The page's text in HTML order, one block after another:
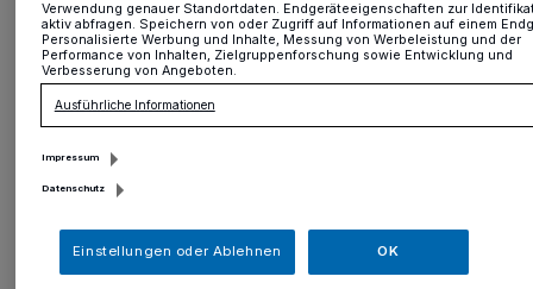
D er erste Vorsitzende Elmo Keller
eröffnete die Versammlung um 11 Uhr
und begrüßte die zahlreich erschienenen
Mitglieder, darunter die amtierenden
Majestäten: das Königspaar Antonia und
Verwendung genauer Standortdaten. Endgeräteeigenschaften zur
aktiv abfragen. Speichern von oder Zugriff auf Informationen auf einem
Personalisierte Werbung und Inhalte, Messung von Werbeleistung und der
Performance von Inhalten, Zielgruppenforschung sowie Entwicklung und
Verbesserung von Angeboten.
Ausführliche Informationen
Impressum
Datenschutz
Einstellungen oder Ablehnen OK